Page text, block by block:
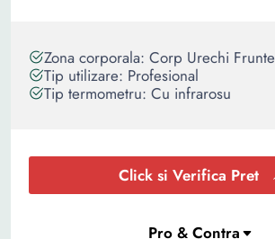
Zona corporala: Corp Urechi Frunte
Tip utilizare: Profesional
Tip termometru: Cu infrarosu
Click si Verifica Pret